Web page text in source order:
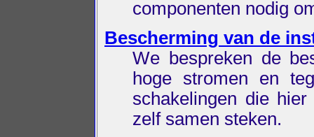
componenten nodig
Bescherming van de
We bespreken de
hoge stromen en
schakelingen die
zelf samen steken.